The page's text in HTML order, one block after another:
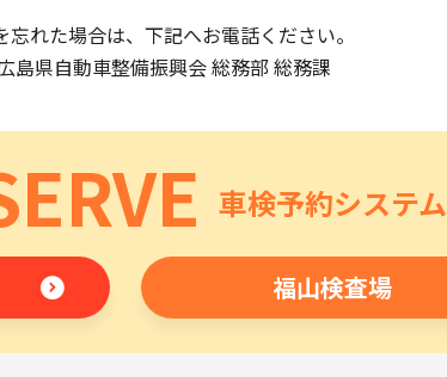
忘れた場合は、下記へお電話ください。
広島県自動車整備振興会 総務部 総務課
車検予約システム
福山検査場